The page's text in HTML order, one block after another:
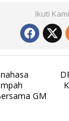
Ikuti Kami
GM